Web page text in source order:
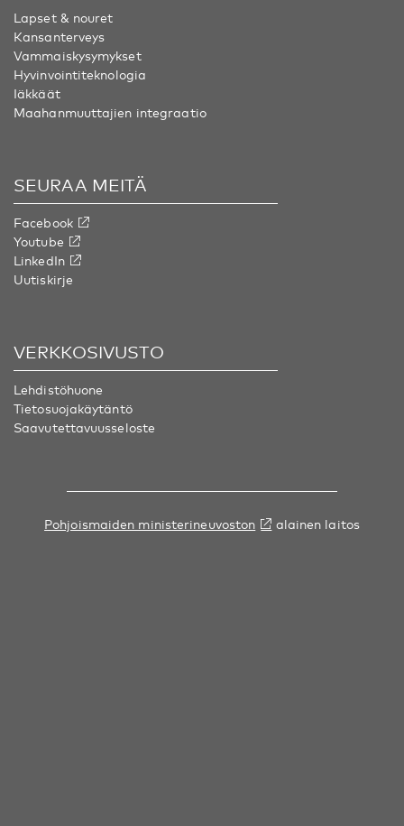
Lapset & nouret
Kansanterveys
Vammaiskysymykset
Hyvinvointiteknologia
Iäkkäät
Maahanmuuttajien integraatio
SEURAA MEITÄ
Facebook
Youtube
LinkedIn
Uutiskirje
VERKKOSIVUSTO
Lehdistöhuone
Tietosuojakäytäntö
Saavutettavuusseloste
Pohjoismaiden ministerineuvoston alainen laitos